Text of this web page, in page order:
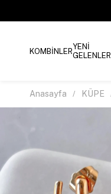
KOMBİNLERYENİ
GELENLER
Anasayfa KÜPE